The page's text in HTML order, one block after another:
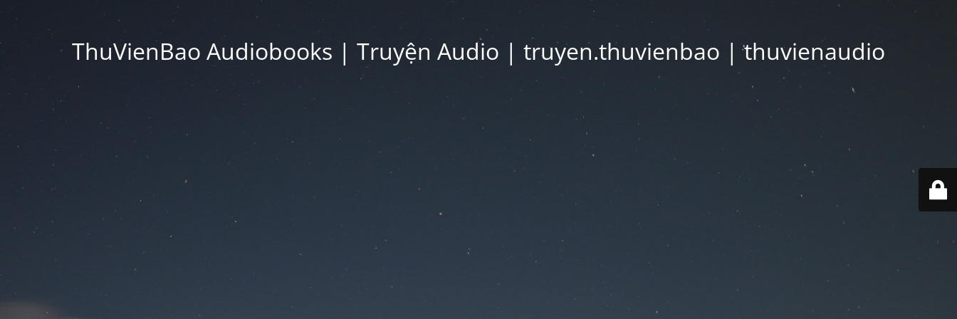
ThuVienBao Audiobooks | Truyện Audio | truyen.thuvienbao | thuvienaudio